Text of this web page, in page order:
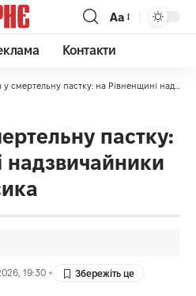
Аа
Контакти
пастку: на Рівненщині надзвичайники врятували песика
пастку:
надзвичайники
19:30